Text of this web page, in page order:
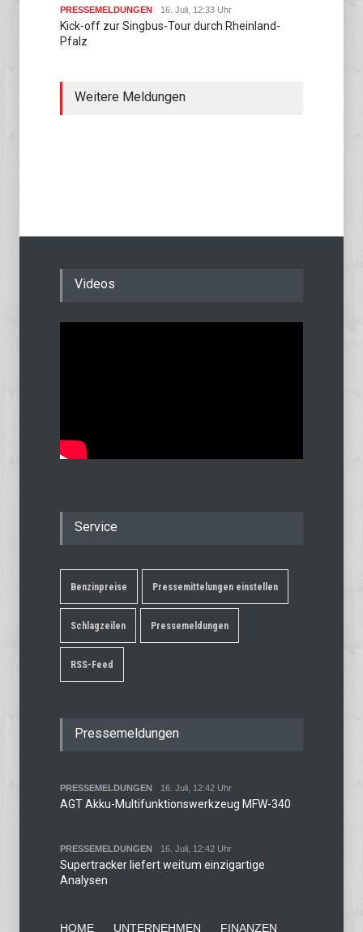
PRESSEMELDUNGEN 16. Juli, 12:33 Uhr
Kick-off zur Singbus-Tour durch Rheinland-
Pfalz
Weitere Meldungen
Videos
Service
Benzinpreise Pressemittelungen einstellen
Schlagzeilen Pressemeldungen
RSS-Feed
Pressemeldungen
PRESSEMELDUNGEN 16. Juli, 12:42 Uhr
AGT Akku-Multifunktionswerkzeug MFW-340
PRESSEMELDUNGEN 16. Juli, 12:42 Uhr
Supertracker liefert weitum einzigartige
Analysen
HOME UNTERNEHMEN FINANZEN